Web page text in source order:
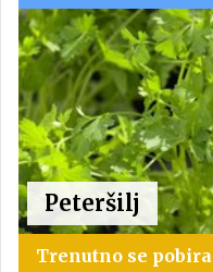
Peteršilj
Trenutno se pobira